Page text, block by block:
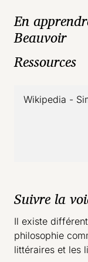
En
Beauvoir
Ressources
Wikipedia -
Suivre la
Il existe
philosophie
littéraires et les